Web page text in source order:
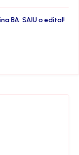
BA: SAIU o edital!